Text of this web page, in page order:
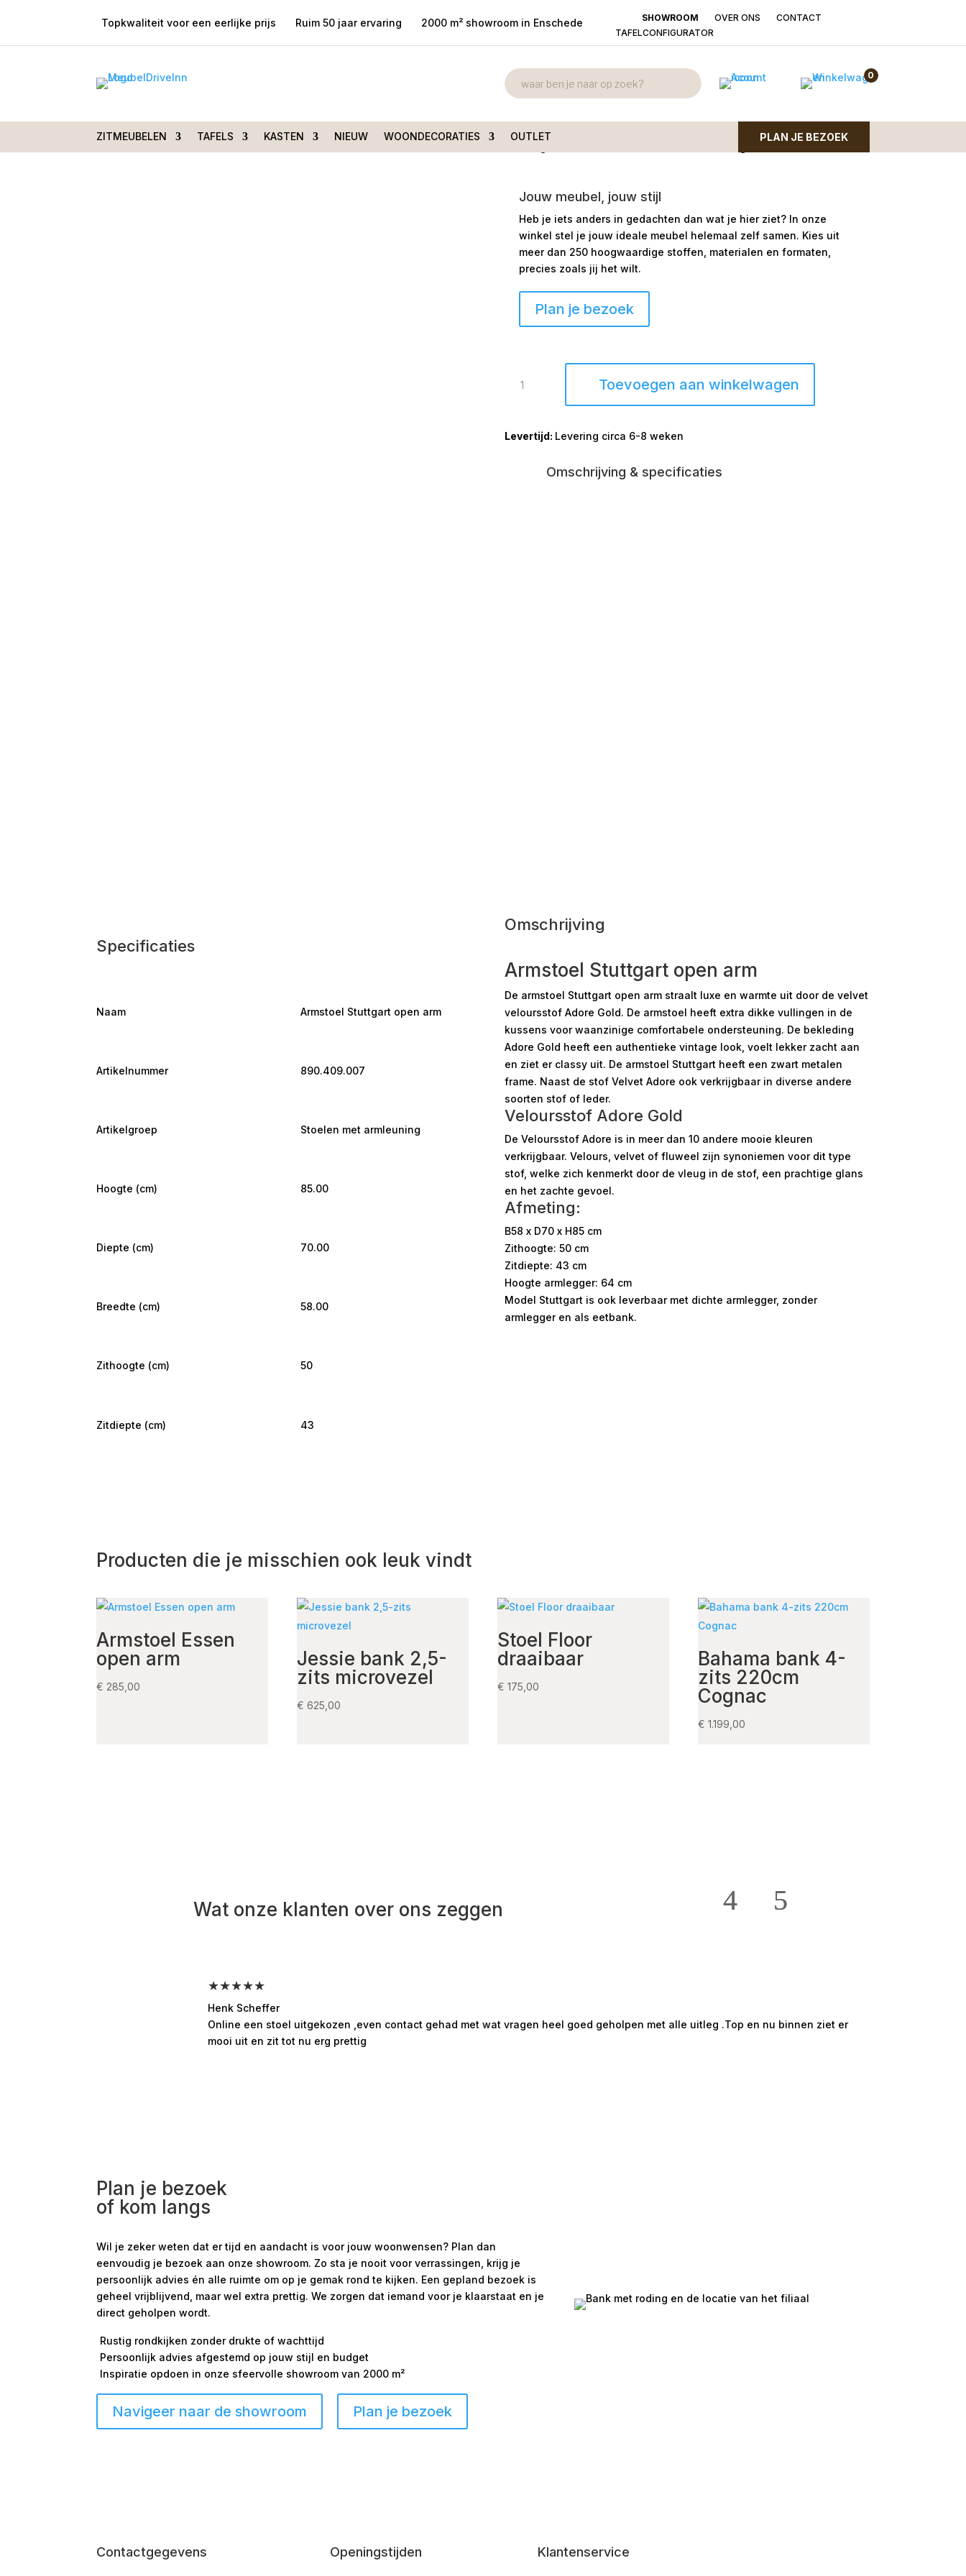
Topkwaliteit voor een eerlijke prijs Ruim 50 jaar ervaring 2000 m² showroom in Enschede SHOWROOM OVER ONS
CONTACT
TAFELCONFIGURATOR
0
ZITMEUBELEN TAFELS KASTEN NIEUW WOONDECORATIES OUTLET PLAN JE BEZOEK
Stuttgart open arm
Armstoel Stuttgart open arm
Jouw meubel, jouw stijl
Heb je iets anders in gedachten dan wat je hier ziet? In onze
winkel stel je jouw ideale meubel helemaal zelf samen. Kies uit
meer dan 250 hoogwaardige stoffen, materialen en formaten,
precies zoals jij het wilt.
Plan je bezoek
Stuttgart
aantal
Toevoegen aan winkelwagen
Levering circa 6-8 weken
Omschrijving & specificaties
Specificaties
Naam Armstoel Stuttgart open arm
Artikelnummer 890.409.007
Artikelgroep Stoelen met armleuning
Hoogte (cm) 85.00
Diepte (cm) 70.00
Breedte (cm) 58.00
Zithoogte (cm) 50
Zitdiepte (cm) 43
Omschrijving
Armstoel Stuttgart open arm
De armstoel Stuttgart open arm straalt luxe en warmte uit door de velvet
veloursstof Adore Gold. De armstoel heeft extra dikke vullingen in de
kussens voor waanzinige comfortabele ondersteuning. De bekleding
Adore Gold heeft een authentieke vintage look, voelt lekker zacht aan
en ziet er classy uit. De armstoel Stuttgart heeft een zwart metalen
frame. Naast de stof Velvet Adore ook verkrijgbaar in diverse andere
soorten stof of leder.
Veloursstof Adore Gold
De Veloursstof Adore is in meer dan 10 andere mooie kleuren
verkrijgbaar. Velours, velvet of fluweel zijn synoniemen voor dit type
stof, welke zich kenmerkt door de vleug in de stof, een prachtige glans
en het zachte gevoel.
Afmeting:
B58 x D70 x H85 cm
Zithoogte: 50 cm
Zitdiepte: 43 cm
Hoogte armlegger: 64 cm
Model Stuttgart is ook leverbaar met dichte armlegger, zonder
armlegger en als eetbank.
Producten die je misschien ook leuk vindt
Armstoel Essen
open arm
€ 285,00
Jessie bank 2,5-
zits microvezel
€ 625,00
Stoel Floor
draaibaar
€ 175,00
Bahama bank 4-
zits 220cm
Cognac
€ 1.199,00
Wat onze klanten over ons zeggen
★★★★★
Henk Scheffer
Online een stoel uitgekozen ,even contact gehad met wat vragen heel goed geholpen met alle uitleg .Top en nu binnen ziet er
mooi uit en zit tot nu erg prettig
Plan je bezoek
of kom langs
Wil je zeker weten dat er tijd en aandacht is voor jouw woonwensen? Plan dan
eenvoudig je bezoek aan onze showroom. Zo sta je nooit voor verrassingen, krijg je
persoonlijk advies én alle ruimte om op je gemak rond te kijken. Een gepland bezoek is
geheel vrijblijvend, maar wel extra prettig. We zorgen dat iemand voor je klaarstaat en je
direct geholpen wordt.
Rustig rondkijken zonder drukte of wachttijd
Persoonlijk advies afgestemd op jouw stijl en budget
Inspiratie opdoen in onze sfeervolle showroom van 2000 m²
Navigeer naar de showroom Plan je bezoek
Contactgegevens Openingstijden Klantenservice